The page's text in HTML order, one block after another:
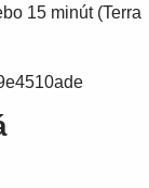
15 minút (Terra